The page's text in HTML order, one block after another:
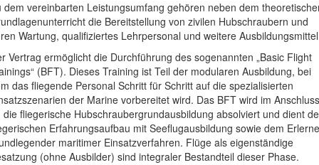
dem vereinbarten Leistungsumfang gehören neben dem
die Bereitstellung von zivilen Hubschraubern und
Wartung, qualifiziertes Lehrpersonal und weitere
Vertrag ermöglicht die Durchführung des sogenannten „Basic Flight
(BFT). Dieses Training ist Teil der modularen Ausbildung, bei
das fliegende Personal Schritt für Schritt auf die spezialisierten
der Marine vorbereitet wird. Das BFT wird im Anschluss
die fliegerische Hubschraubergrundausbildung absolviert und dient
Erfahrungsaufbau mit Seeflugausbildung sowie dem
maritimer Einsatzverfahren. Flüge als eigenständige
(ohne Ausbilder) sind integraler Bestandteil dieser Phase.